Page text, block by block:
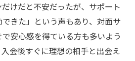
けだと不安だったが、サポート
きた」という声もあり、対面サ
安心感を得ている方も多いよう
会後すぐに理想の相手と出会え